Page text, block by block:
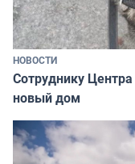
НОВОСТИ
Сотруднику
новый дом